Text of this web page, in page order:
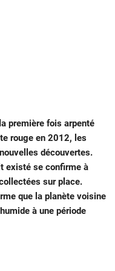
première fois arpenté
rouge en 2012, les
découvertes.
existé se confirme à
sur place.
que la planète voisine
à une période